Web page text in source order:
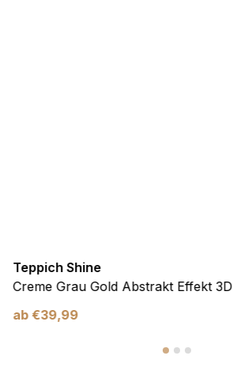
Teppich Shine
Creme Grau Gold Abstrakt Effekt 3D
ab €39,99